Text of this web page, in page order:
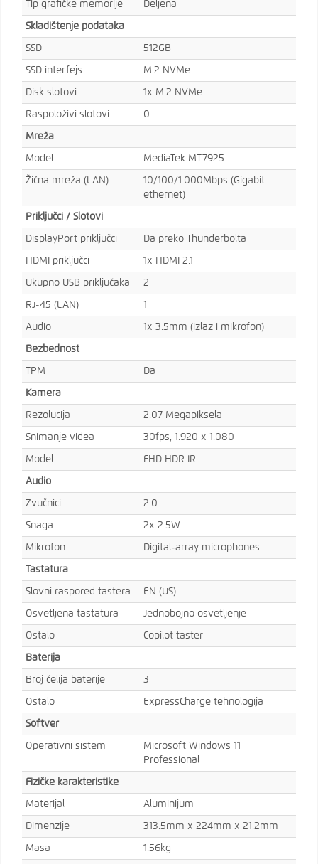
Tip grafičke memorije Deljena
Skladištenje podataka
SSD 512GB
SSD interfejs M.2 NVMe
Disk slotovi 1x M.2 NVMe
Raspoloživi slotovi 0
Mreža
Model MediaTek MT7925
Žična mreža (LAN)
10/100/1.000Mbps (Gigabit
ethernet)
Priključci / Slotovi
DisplayPort priključci Da preko Thunderbolta
HDMI priključci 1x HDMI 2.1
Ukupno USB priključaka 2
RJ-45 (LAN) 1
Audio 1x 3.5mm (izlaz i mikrofon)
Bezbednost
TPM Da
Kamera
Rezolucija 2.07 Megapiksela
Snimanje videa 30fps, 1.920 x 1.080
Model FHD HDR IR
Audio
Zvučnici 2.0
Snaga 2x 2.5W
Mikrofon Digital-array microphones
Tastatura
Slovni raspored tastera EN (US)
Osvetljena tastatura Jednobojno osvetljenje
Ostalo Copilot taster
Baterija
Broj ćelija baterije 3
Ostalo ExpressCharge tehnologija
Softver
Operativni sistem
Microsoft Windows 11
Professional
Fizičke karakteristike
Materijal Aluminijum
Dimenzije 313.5mm x 224mm x 21.2mm
Masa 1.56kg